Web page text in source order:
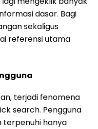
dasar. Bagi
sekaligus
referensi utama
terjadi fenomena
search. Pengguna
terpenuhi hanya